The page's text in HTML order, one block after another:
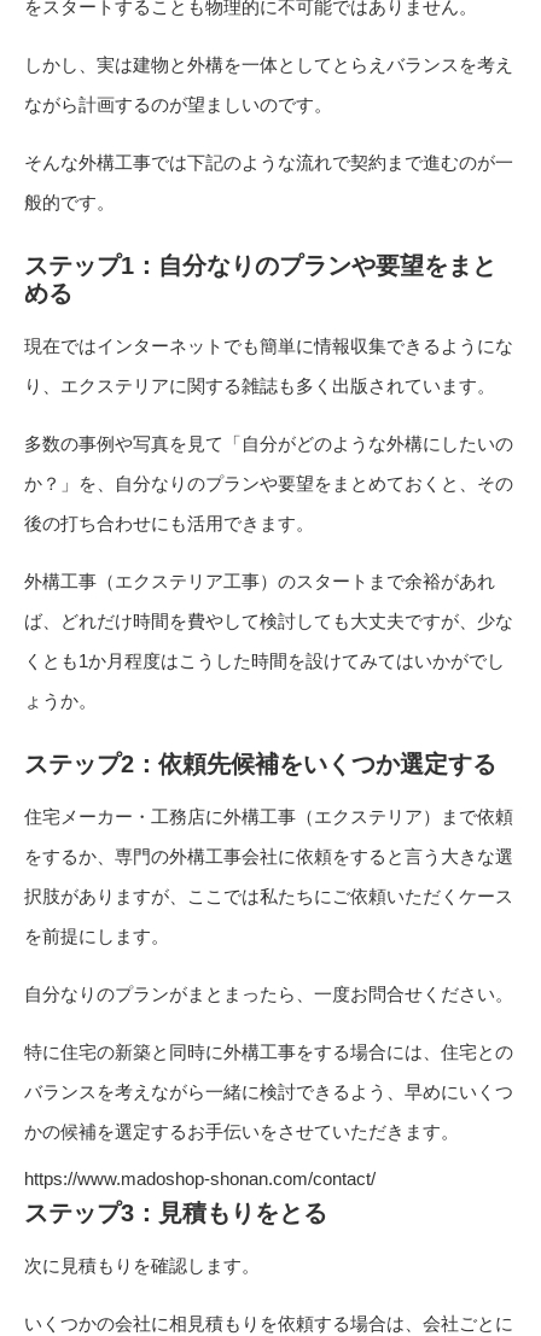
をスタートすることも物理的に不可能ではありません。
しかし、実は建物と外構を一体としてとらえバランスを考え
ながら計画するのが望ましいのです。
そんな外構工事では下記のような流れで契約まで進むのが一
般的です。
ステップ1：自分なりのプランや要望をまと
める
現在ではインターネットでも簡単に情報収集できるようにな
り、エクステリアに関する雑誌も多く出版されています。
多数の事例や写真を見て「自分がどのような外構にしたいの
か？」を、自分なりのプランや要望をまとめておくと、その
後の打ち合わせにも活用できます。
外構工事（エクステリア工事）のスタートまで余裕があれ
ば、どれだけ時間を費やして検討しても大丈夫ですが、少な
くとも1か月程度はこうした時間を設けてみてはいかがでし
ょうか。
ステップ2：依頼先候補をいくつか選定する
住宅メーカー・工務店に外構工事（エクステリア）まで依頼
をするか、専門の外構工事会社に依頼をすると言う大きな選
択肢がありますが、ここでは私たちにご依頼いただくケース
を前提にします。
自分なりのプランがまとまったら、一度お問合せください。
特に住宅の新築と同時に外構工事をする場合には、住宅との
バランスを考えながら一緒に検討できるよう、早めにいくつ
かの候補を選定するお手伝いをさせていただきます。
https://www.madoshop-shonan.com/contact/
ステップ3：見積もりをとる
次に見積もりを確認します。
いくつかの会社に相見積もりを依頼する場合は、会社ごとに